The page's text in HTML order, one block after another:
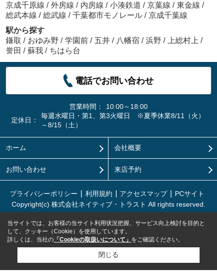
京成千原線 / 外房線 / 内房線 / 小湊鉄道 / 京葉線 / 東金線 /
総武本線 / 総武線 / 千葉都市モノレール / 京成千葉線
駅から探す
鎌取 / おゆみ野 / 学園前 / 五井 / 八幡宿 / 浜野 / 上総村上 /
誉田 / 蘇我 / ちはら台
電話でお問い合わせ
営業時間：
10:00～18:00
定休日：
毎週水曜日・第1、第3火曜日 ※夏季休業8/11（火）
～8/15（土）
ホーム 会社概要
お問い合わせ 来店予約
プライバシーポリシー 利用規約 アクセスマップ
PCサイト
Copyright(c) 株式会社ネイティブ・トラスト All rights reserved.
当サイトでは、お客様の当サイト利用状況把握、サービス向上検討を目的と
して、クッキー（Cookie）を使用しています。
詳しくは、当社の 「Cookieの取扱いについて」 をご確認ください。
閉じる